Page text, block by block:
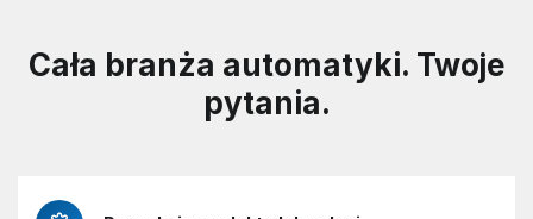
Cała branża automatyki. Twoje
pytania.